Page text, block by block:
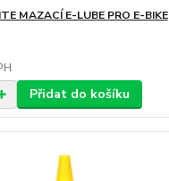
MAZACÍ E-LUBE PRO E-BIKE
Přidat do košíku